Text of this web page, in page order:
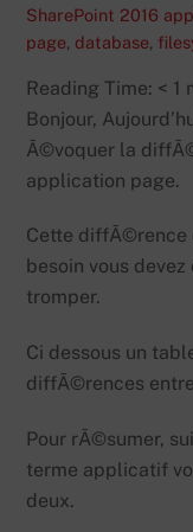
SharePoint 2016
page, database,
Reading Time: < 1
Bonjour,
Ã©voquer la
application page.
Cette diffÃ©rence
besoin vous
tromper.
Ci dessous un
diffÃ©rences
Pour rÃ©sumer,
terme applicatif
deux.